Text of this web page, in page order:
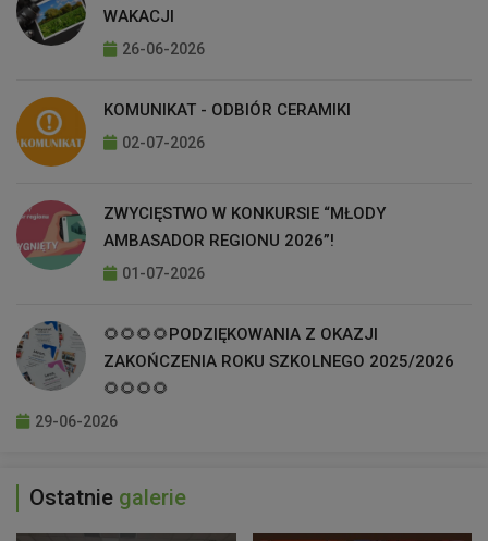
WAKACJI
26-06-2026
KOMUNIKAT - ODBIÓR CERAMIKI
02-07-2026
ZWYCIĘSTWO W KONKURSIE “MŁODY
AMBASADOR REGIONU 2026”!
01-07-2026
🌻🌻🌻🌻PODZIĘKOWANIA Z OKAZJI
ZAKOŃCZENIA ROKU SZKOLNEGO 2025/2026
🌻🌻🌻🌻
29-06-2026
Ostatnie galerie